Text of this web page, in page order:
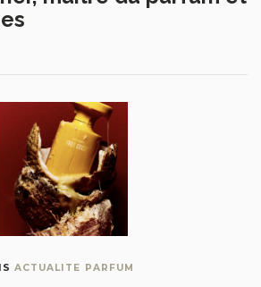
ACTUALITE PARFUM